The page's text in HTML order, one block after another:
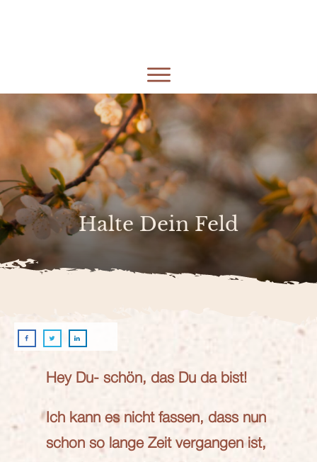
Halte Dein Feld
Hey Du- schön, das Du da bist!
Ich kann es nicht fassen, dass nun
schon so lange Zeit vergangen ist,